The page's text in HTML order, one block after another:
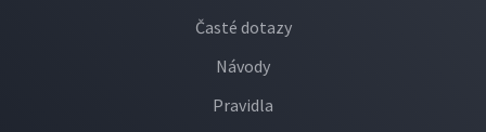
Časté dotazy
Návody
Pravidla